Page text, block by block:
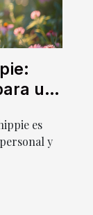
un
es
y